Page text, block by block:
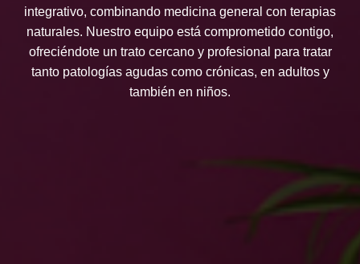
integrativo, combinando medicina general con terapias
naturales. Nuestro equipo está comprometido contigo,
ofreciéndote un trato cercano y profesional para tratar
tanto patologías agudas como crónicas, en adultos y
también en niños.